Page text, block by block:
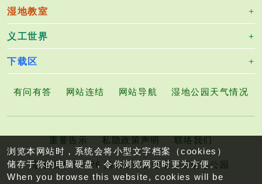
湿地教室
义工世界
下载区
有问有答 网站连结 网站导航 湿地公园天气情况
重要告示 私隐政策声明 联络我们
版权所有©2026 渔农自然护理署香港湿地公园
浏览本网站时，系统会将小型文字档案（cookies）
储存于你的电脑硬盘，令你浏览网页时更为方便。
When you browse this website, cookies will be